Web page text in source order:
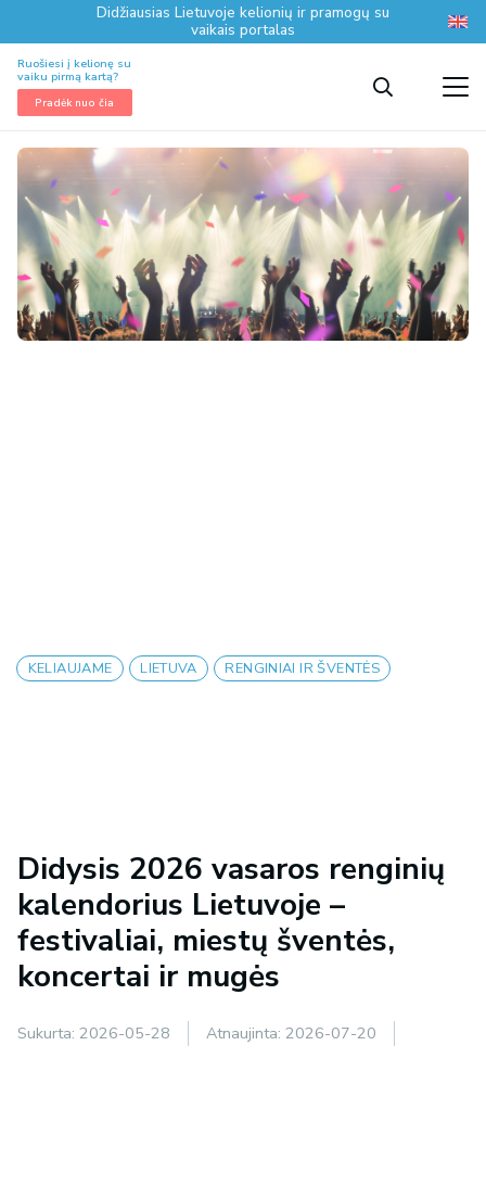
Didžiausias Lietuvoje kelionių ir pramogų su
vaikais portalas
Ruošiesi į kelionę su
vaiku pirmą kartą?
Pradėk nuo čia
KELIAUJAME LIETUVA RENGINIAI IR ŠVENTĖS
Didysis 2026 vasaros renginių
kalendorius Lietuvoje –
festivaliai, miestų šventės,
koncertai ir mugės
Sukurta: 2026-05-28 Atnaujinta: 2026-07-20